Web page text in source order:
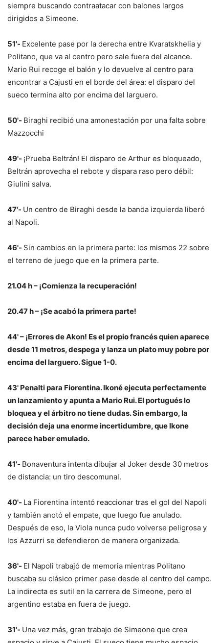
siempre buscando contraatacar con balones largos
dirigidos a Simeone.
51'- Excelente pase por la derecha entre Kvaratskhelia y
Politano, que va al centro pero sale fuera del alcance.
Mario Rui recoge el balón y lo devuelve al centro para
encontrar a Cajusti en el borde del área: el disparo del
sueco termina alto por encima del larguero.
50'- Biraghi recibió una amonestación por una falta sobre
Mazzocchi
49'- ¡Prueba Beltrán! El disparo de Arthur es bloqueado,
Beltrán aprovecha el rebote y dispara raso pero débil:
Giulini salva.
47'- Un centro de Biraghi desde la banda izquierda liberó
al Napoli.
46'- Sin cambios en la primera parte: los mismos 22 sobre
el terreno de juego que en la primera parte.
21.04 h – ¡Comienza la recuperación!
20.47 h – ¡Se acabó la primera parte!
44' – ¡Errores de Akon! Es el propio francés quien aparece
desde 11 metros, despega y lanza un plato muy pobre por
encima del larguero. Sigue 1-0.
43' Penalti para Fiorentina. Ikoné ejecuta perfectamente
un lanzamiento y apunta a Mario Rui. El portugués lo
bloquea y el árbitro no tiene dudas. Sin embargo, la
decisión deja una enorme incertidumbre, que Ikone
parece haber emulado.
41'- Bonaventura intenta dibujar al Joker desde 30 metros
de distancia: un tiro descomunal.
40'- La Fiorentina intentó reaccionar tras el gol del Napoli
y también anotó el empate, que luego fue anulado.
Después de eso, la Viola nunca pudo volverse peligrosa y
los Azzurri se defendieron de manera organizada.
36'- El Napoli trabajó de memoria mientras Politano
buscaba su clásico primer pase desde el centro del campo.
La indirecta es sutil en la carrera de Simeone, pero el
argentino estaba en fuera de juego.
31'- Una vez más, gran trabajo de Simeone que crea